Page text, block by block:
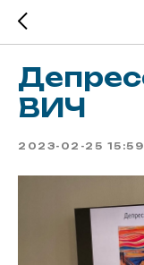
ВИЧ
2023-02-25 15:59